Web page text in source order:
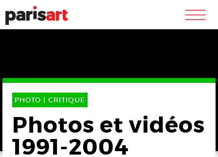
m
PHOTO | CRITIQUE
Photos et vidéos
1991-2004